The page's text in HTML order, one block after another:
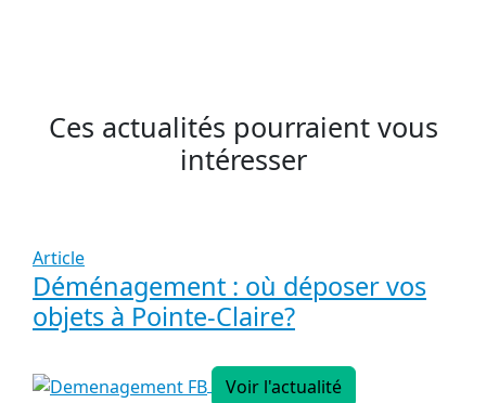
Ces actualités pourraient vous
intéresser
Article
Déménagement : où déposer vos
objets à Pointe-Claire?
Voir l'actualité